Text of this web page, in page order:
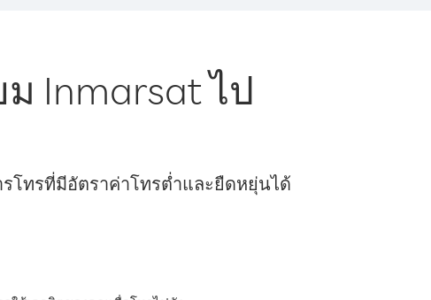
Inmarsat ไป
โทรที่มีอัตราค่าโทรต่ำและยืดหยุ่นได้